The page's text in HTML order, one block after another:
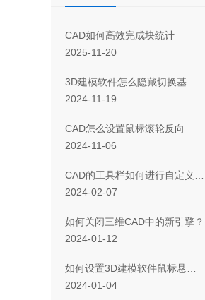
CAD如何高效完成块统计
2025-11-20
3D建模软件怎么隐藏切换基准面
2024-11-19
CAD怎么设置鼠标滚轮反向
2024-11-06
CAD的工具栏如何进行自定义设置？
2024-02-07
如何关闭三维CAD中的新引擎？
2024-01-12
如何设置3D建模软件鼠标悬停在装配树时对应组件的高亮或不亮？
2024-01-04